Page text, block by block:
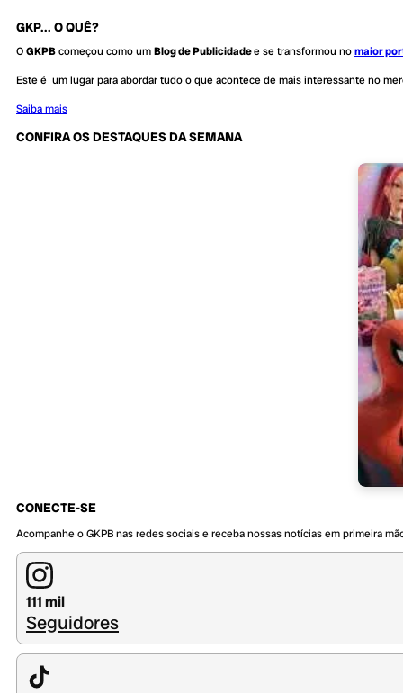
GKP... O QUÊ?
OGKPBcomeçou como umBlog de Publicidadee se transformou nomaior
Este é um lugar para abordar tudo o que acontece de mais interessante no
Saiba mais
CONFIRA OS DESTAQUES DA SEMANA
CONECTE-SE
Acompanhe o GKPB nas redes sociais e receba nossas notícias em primeira
111 mil
Seguidores